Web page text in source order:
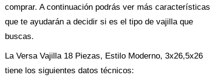
comprar. A continuación podrás ver más características
que te ayudarán a decidir si es el tipo de vajilla que
buscas.
La Versa Vajilla 18 Piezas, Estilo Moderno, 3x26,5x26
tiene los siguientes datos técnicos: